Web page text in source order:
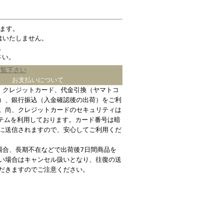
す。
たしません。
。
下さい
お支払いについて
レジットカード、代金引換（ヤマトコ
、銀行振込（入金確認後の出荷）をご利
尚、クレジットカードのセキュリティは
ムを利用しております。カード番号は暗
送信されますので、安心してご利用くだ
、長期不在などで出荷後7日間商品を
場合はキャンセル扱いとなり、往復の送
きますのでご注意ください。